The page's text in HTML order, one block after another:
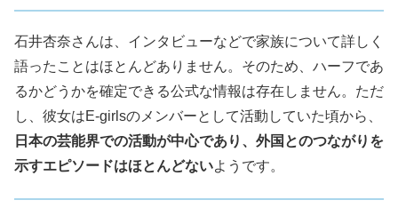
石井杏奈さんは、インタビューなどで家族について詳しく
語ったことはほとんどありません。そのため、ハーフであ
るかどうかを確定できる公式な情報は存在しません。ただ
し、彼女はE-girlsのメンバーとして活動していた頃から、
日本の芸能界での活動が中心であり、外国とのつながりを
示すエピソードはほとんどないようです。